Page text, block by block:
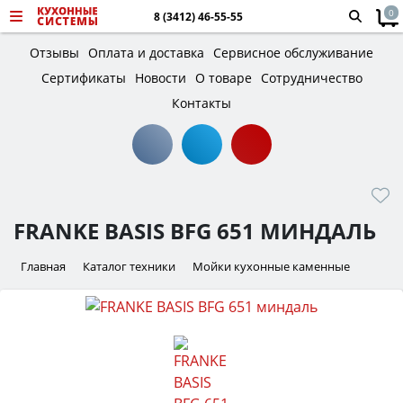
8 (3412) 46-55-55 0
Отзывы Оплата и доставка Сервисное обслуживание
Сертификаты
Новости О товаре Сотрудничество
Контакты
FRANKE BASIS BFG 651 МИНДАЛЬ
Главная Каталог техники Мойки кухонные каменные